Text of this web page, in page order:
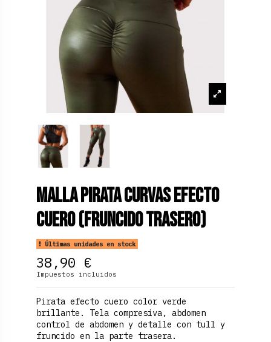
Malla Pirata curvas Efecto
Cuero (fruncido trasero)
Últimas unidades en stock
38,90 €
Impuestos incluidos
Pirata efecto cuero color verde
brillante. Tela compresiva, abdomen
control de abdomen y detalle con tull y
fruncido en la parte trasera.